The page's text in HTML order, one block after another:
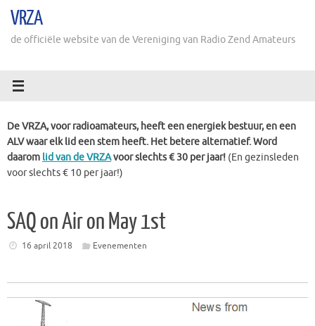
naarVRZA
de officiële website van de Vereniging van Radio Zend Amateurs
De VRZA, voor radioamateurs, heeft een energiek bestuur, en een
ALV waar elk lid een stem heeft. Het betere alternatief. Word
daarom lid van de VRZAvoor slechts € 30 per jaar! (En gezinsleden
voor slechts € 10 per jaar!)
SAQ on Air on May 1st
16 april 2018 Evenementen